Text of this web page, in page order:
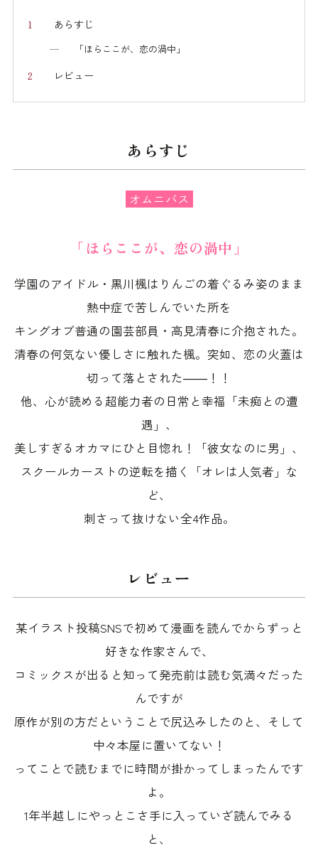
あらすじ
「ほらここが、恋の渦中」
レビュー
あらすじ
オムニバス
「ほらここが、恋の渦中」
学園のアイドル・黒川楓はりんごの着ぐるみ姿のまま
熱中症で苦しんでいた所を
キングオブ普通の園芸部員・高見清春に介抱された。
清春の何気ない優しさに触れた楓。突如、恋の火蓋は
切って落とされた――！！
他、心が読める超能力者の日常と幸福「未痴との遭
遇」、
美しすぎるオカマにひと目惚れ！「彼女なのに男」、
スクールカーストの逆転を描く「オレは人気者」な
ど、
刺さって抜けない全4作品。
レビュー
某イラスト投稿SNSで初めて漫画を読んでからずっと
好きな作家さんで、
コミックスが出ると知って発売前は読む気満々だった
んですが
原作が別の方だということで尻込みしたのと、そして
中々本屋に置いてない！
ってことで読むまでに時間が掛かってしまったんです
よ。
1年半越しにやっとこさ手に入っていざ読んでみる
と、